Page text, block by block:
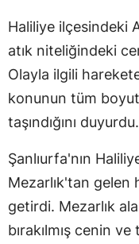
Haliliye ilçesindeki
atık niteliğindeki
Olayla ilgili
konunun tüm
taşındığını duyurdu.
Şanlıurfa'nın
Mezarlık'tan gelen
getirdi. Mezarlık
bırakılmış cenin ve